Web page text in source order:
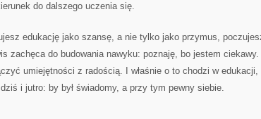
do dalszego uczenia się.
edukację jako szansę, a nie tylko jako przymus,
zachęca do budowania nawyku: poznaję, bo jestem
umiejętności z radością. I właśnie o to chodzi w
dziś i jutro: by był świadomy, a przy tym pewny siebie.